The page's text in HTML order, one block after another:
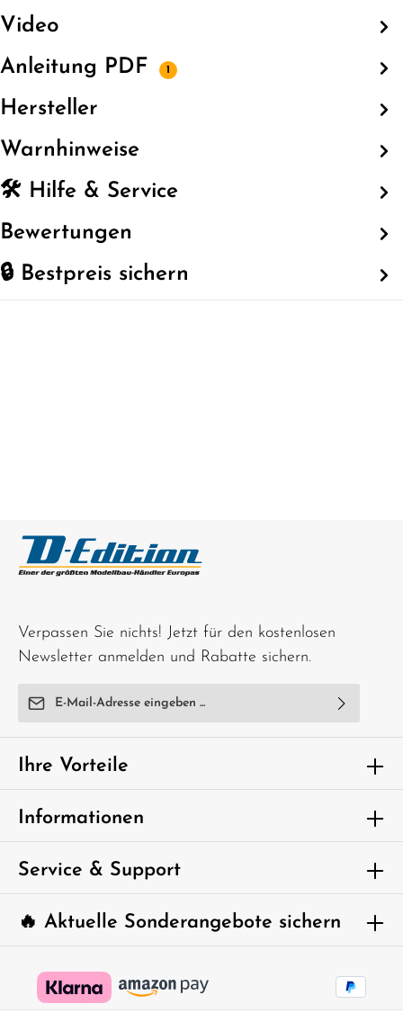
Video
Anleitung PDF
1
Hersteller
Warnhinweise
🛠️ Hilfe & Service
Bewertungen
🔒 Bestpreis sichern
Verpassen Sie nichts! Jetzt für den kostenlosen
Newsletter anmelden und Rabatte sichern.
E-Mail-Adresse*
Ich habe dieDatenschutzbestimmungenzur Kenntnis
genommen und die
einverstanden.
Um weiterzugehen, geben Sie die oben
abgebildeten Zeichen ein*
🔥 Aktuelle Sonderangebote sichern
Ihre Vorteile
Informationen
Service & Support